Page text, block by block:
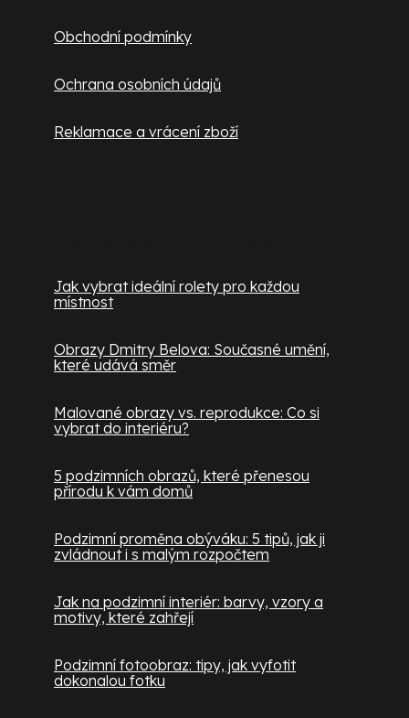
Obchodní podmínky
Ochrana osobních údajů
Reklamace a vrácení zboží
Jak vybrat ideální rolety pro každou
místnost
Obrazy Dmitry Belova: Současné umění,
které udává směr
Malované obrazy vs. reprodukce: Co si
vybrat do interiéru?
5 podzimních obrazů, které přenesou
přírodu k vám domů
Podzimní proměna obýváku: 5 tipů, jak ji
zvládnout i s malým rozpočtem
Jak na podzimní interiér: barvy, vzory a
motivy, které zahřejí
Podzimní fotoobraz: tipy, jak vyfotit
dokonalou fotku